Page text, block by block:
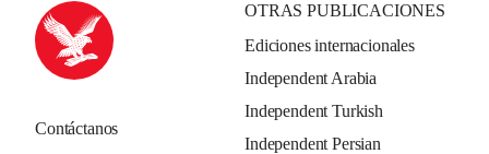
Contáctanos
OTRAS PUBLICACIONES
Ediciones internacionales
Independent Arabia
Independent Turkish
Independent Persian